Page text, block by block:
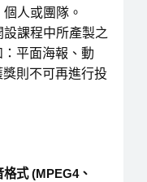
人或團隊。
課程中所產製之
平面海報、動
則不可再進行投
式 (MPEG4、